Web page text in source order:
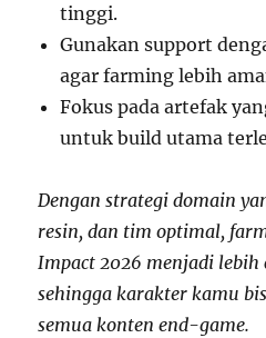
tinggi.
Gunakan support
agar farming lebih
Fokus pada artefak
untuk build utama
Dengan strategi domain
resin, dan tim optimal,
Impact 2026 menjadi lebih
sehingga karakter kamu
semua konten end-game.